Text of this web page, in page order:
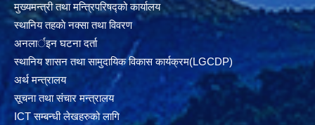
मुख्यमन्त्री तथा मन्त्रिपरिषद्को कार्यालय
स्थानिय तहकाे नक्सा तथा विवरण
अनलार्इन घटना दर्ता
स्थानिय शासन तथा सामुदायिक विकास कार्यक्रम(LGCDP)
अर्थ मन्त्रालय
सूचना तथा संचार मन्त्रालय
ICT सम्बन्धी लेखहरुको लागि